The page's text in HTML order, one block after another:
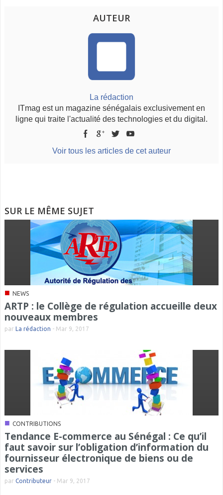
AUTEUR
La rédaction
ITmag est un magazine sénégalais exclusivement en
ligne qui traite l'actualité des technologies et du digital.
Voir tous les articles de cet auteur
SUR LE MÊME SUJET
■ NEWS
ARTP : le Collège de régulation accueille deux
nouveaux membres
par La rédaction - Mar 9, 2017
■ CONTRIBUTIONS
Tendance E-commerce au Sénégal : Ce qu’il
faut savoir sur l’obligation d’information du
fournisseur électronique de biens ou de
services
par Contributeur - Mar 9, 2017